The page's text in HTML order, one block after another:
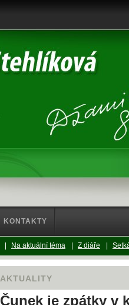
AKTUALITY
Čunek je zpátky v
KONTAKTY
Na aktuální téma Z diáře